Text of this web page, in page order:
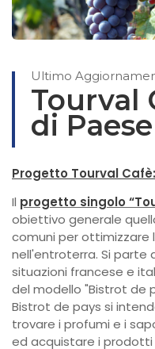
Ultimo
Tourval
di Paese
Progetto Tourval Cafè:
Il progetto singolo
obiettivo generale
comuni per ottimizzare
nell'entroterra. Si parte
situazioni francese e
del modello "Bistrot de
Bistrot de pays si
trovare i profumi e i
ed acquistare i